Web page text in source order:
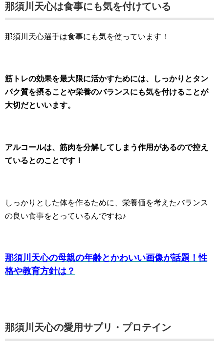
那須川天心は食事にも気を付けている
那須川天心選手は食事にも気を使っています！
筋トレの効果を最大限に活かすためには、しっかりとタン
パク質を摂ることや栄養のバランスにも気を付けることが
大切だといいます。
アルコールは、筋肉を分解してしまう作用があるので控え
ているとのことです！
しっかりとした体を作るために、栄養価を考えたバランス
の良い食事をとっているんですね♪
那須川天心の母親の年齢とかわいい画像が話題！性
格や教育方針は？
那須川天心の愛用サプリ・プロテイン